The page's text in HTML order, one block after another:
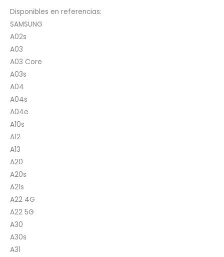
Disponibles en referencias:
SAMSUNG
A02s
A03
A03 Core
A03s
A04
A04s
A04e
A10s
A12
A13
A20
A20s
A21s
A22 4G
A22 5G
A30
A30s
A31